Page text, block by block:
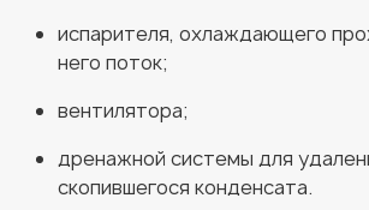
испарителя, охлаждающего
него поток;
вентилятора;
дренажной системы для
скопившегося конденсата.